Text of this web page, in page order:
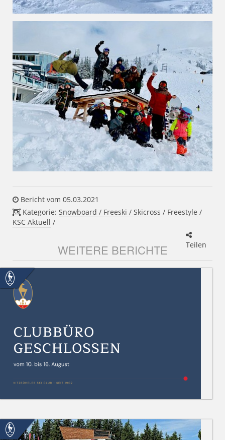
Bericht vom 05.03.2021
Kategorie: Snowboard / Freeski / Skicross / Freestyle /
KSC Aktuell /
Teilen
WEITERE BERICHTE